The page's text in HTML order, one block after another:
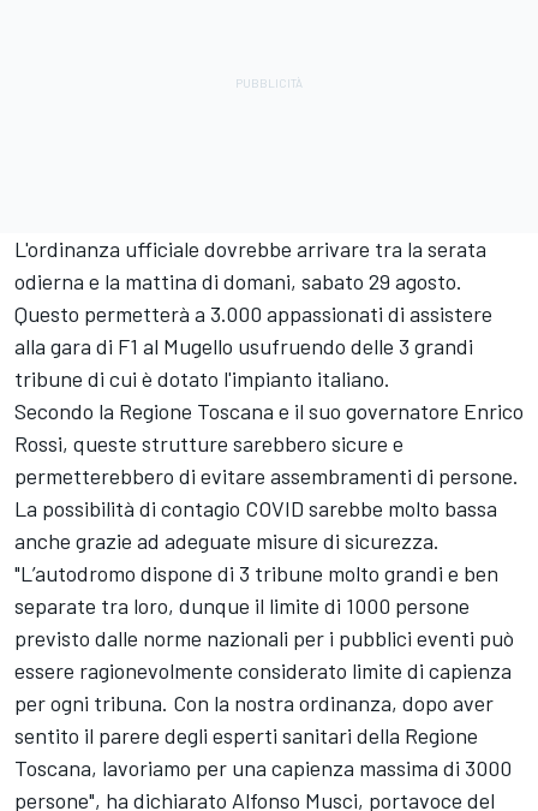
L'ordinanza ufficiale dovrebbe arrivare tra la serata
odierna e la mattina di domani, sabato 29 agosto.
Questo permetterà a 3.000 appassionati di assistere
alla gara di F1 al Mugello usufruendo delle 3 grandi
tribune di cui è dotato l'impianto italiano.
Secondo la Regione Toscana e il suo governatore Enrico
Rossi, queste strutture sarebbero sicure e
permetterebbero di evitare assembramenti di persone.
La possibilità di contagio COVID sarebbe molto bassa
anche grazie ad adeguate misure di sicurezza.
"L’autodromo dispone di 3 tribune molto grandi e ben
separate tra loro, dunque il limite di 1000 persone
previsto dalle norme nazionali per i pubblici eventi può
essere ragionevolmente considerato limite di capienza
per ogni tribuna. Con la nostra ordinanza, dopo aver
sentito il parere degli esperti sanitari della Regione
Toscana, lavoriamo per una capienza massima di 3000
persone", ha dichiarato Alfonso Musci, portavoce del